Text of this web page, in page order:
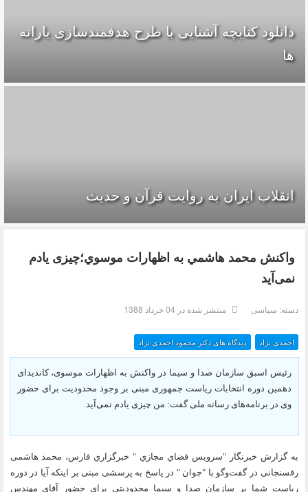
دانلود کتابچه آشنایی با طرح هدفمندسازی یارانه
ها
انقلاب ایران به روایت قرآن و حدیث
واكنش محمد هاشمي به اظهارات موسوي؛چيزى يادم
نمى‌آيد
دسته: سیاسی منتشر شده در 04 خرداد 1388
احمدی نژاد دیدگاه های دکتر محمود احمدی نژاد
رئيس اسبق سازمان صدا و سيما در واكنش به اظهارات موسوى، كانديداى
دهمين دوره انتخابات رياست جمهورى مبنى بر وجود محدوديت براى حضور
وى در برنامه‌هاى رسانه ملى گفت: من چيزى يادم نمى‌آيد.
به گزارش خبرنگار "سرويس فضاي مجازي " خبرگزاري فارس، محمد هاشمى
رفسنجانى در گفت‌وگو با "جوان " در پاسخ به پرسشى مبنى بر اينكه آيا در دوره
رياست شما بر سازمان صدا و سيما محدوديتى براى حضور آقاى مهندس